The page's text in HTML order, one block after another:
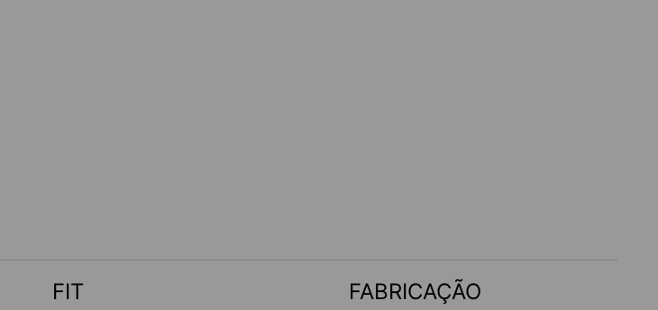
FIT FABRICAÇÃO